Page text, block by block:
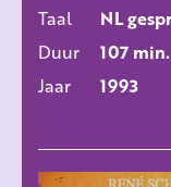
Taal
NL
Duur
107 min.
Jaar
1993